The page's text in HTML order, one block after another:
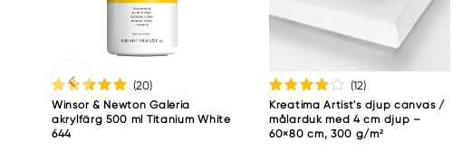
(20)
Winsor & Newton Galeria
akrylfärg 500 ml Titanium White
644
(12)
Kreatima Artist's djup canvas /
målarduk med 4 cm djup –
60×80 cm, 300 g/m²